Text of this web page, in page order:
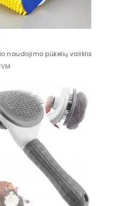
naudojimo pūkelių valiklis